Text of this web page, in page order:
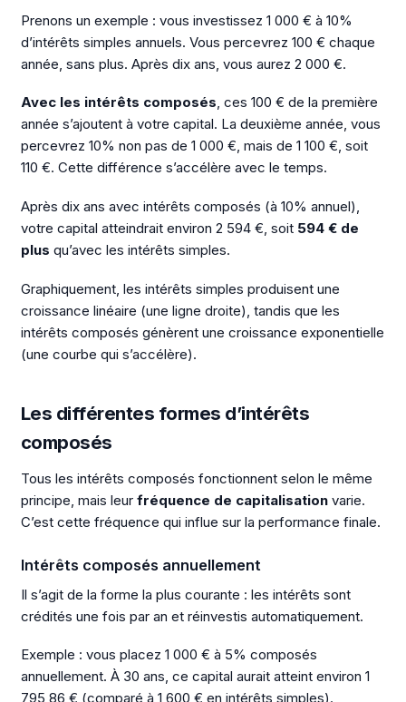
Prenons un exemple : vous investissez 1 000 € à 10%
d’intérêts simples annuels. Vous percevrez 100 € chaque
année, sans plus. Après dix ans, vous aurez 2 000 €.
Avec les intérêts composés, ces 100 € de la première
année s’ajoutent à votre capital. La deuxième année, vous
percevrez 10% non pas de 1 000 €, mais de 1 100 €, soit
110 €. Cette différence s’accélère avec le temps.
Après dix ans avec intérêts composés (à 10% annuel),
votre capital atteindrait environ 2 594 €, soit 594 € de
plus qu’avec les intérêts simples.
Graphiquement, les intérêts simples produisent une
croissance linéaire (une ligne droite), tandis que les
intérêts composés génèrent une croissance exponentielle
(une courbe qui s’accélère).
Les différentes formes d’intérêts
composés
Tous les intérêts composés fonctionnent selon le même
principe, mais leur fréquence de capitalisationvarie.
C’est cette fréquence qui influe sur la performance finale.
Intérêts composés annuellement
Il s’agit de la forme la plus courante : les intérêts sont
crédités une fois par an et réinvestis automatiquement.
Exemple : vous placez 1 000 € à 5% composés
annuellement. À 30 ans, ce capital aurait atteint environ 1
795,86 € (comparé à 1 600 € en intérêts simples).